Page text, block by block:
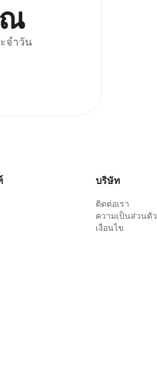
ณ
จำวัน
บริษัท
ติดต่อเรา
ความเป็นส่วนตัว
เงื่อนไข